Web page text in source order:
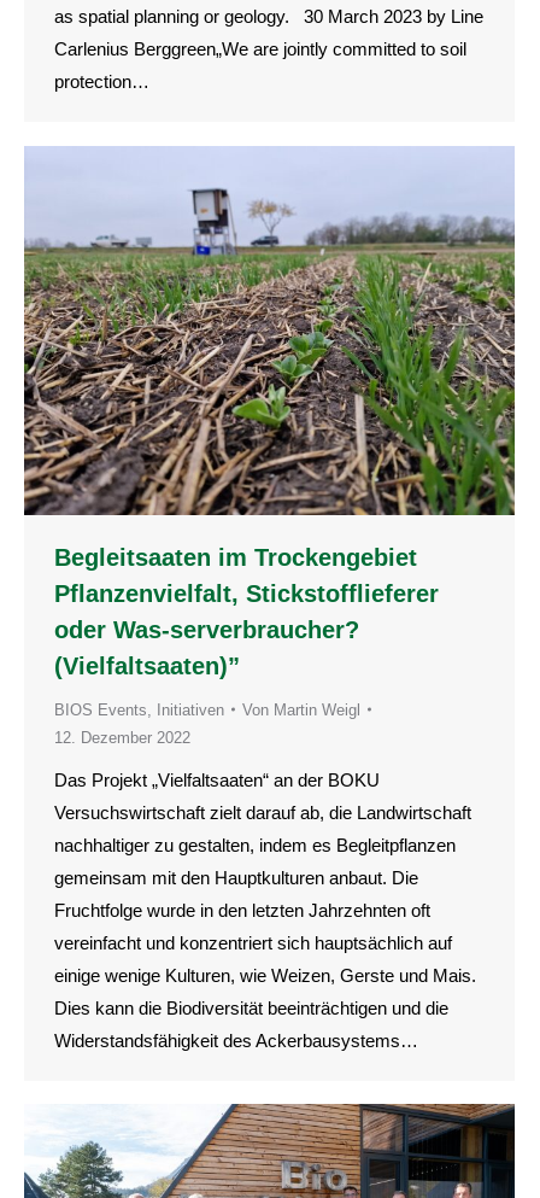
as spatial planning or geology. 30 March 2023 by Line
Carlenius Berggreen„We are jointly committed to soil
protection…
Begleitsaaten im Trockengebiet
Pflanzenvielfalt, Stickstofflieferer
oder Was-serverbraucher?
(Vielfaltsaaten)”
BIOS Events Initiativen Von Martin Weigl
12. Dezember 2022
Das Projekt „Vielfaltsaaten“ an der BOKU
Versuchswirtschaft zielt darauf ab, die Landwirtschaft
nachhaltiger zu gestalten, indem es Begleitpflanzen
gemeinsam mit den Hauptkulturen anbaut. Die
Fruchtfolge wurde in den letzten Jahrzehnten oft
vereinfacht und konzentriert sich hauptsächlich auf
einige wenige Kulturen, wie Weizen, Gerste und Mais.
Dies kann die Biodiversität beeinträchtigen und die
Widerstandsfähigkeit des Ackerbausystems…